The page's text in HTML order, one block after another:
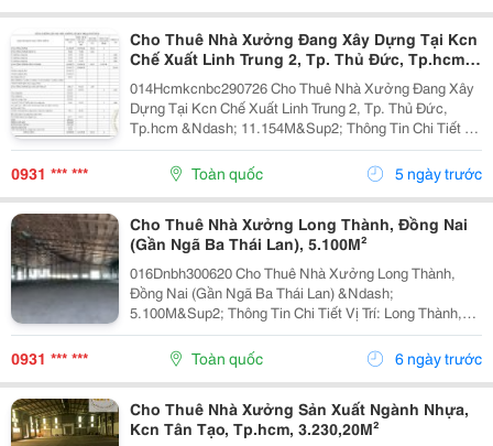
Cho Thuê Nhà Xưởng Đang Xây Dựng Tại Kcn
Chế Xuất Linh Trung 2, Tp. Thủ Đức, Tp.hcm,
11.154M²
014Hcmkcnbc290726 Cho Thuê Nhà Xưởng Đang Xây
Dựng Tại Kcn Chế Xuất Linh Trung 2, Tp. Thủ Đức,
Tp.hcm &Ndash; 11.154M&Sup2; Thông Tin Chi Tiết Vị
Trí: Kcn Chế Xuất Linh Trung 2, Tp. Thủ Đức, Tp.hcm.
Tổng Diện Tích Khuôn Viên: 20.000M&Sup2; Diện...
0931 *** *** Toàn quốc 5 ngày trước
Cho Thuê Nhà Xưởng Long Thành, Đồng Nai
(Gần Ngã Ba Thái Lan), 5.100M²
016Dnbh300620 Cho Thuê Nhà Xưởng Long Thành,
Đồng Nai (Gần Ngã Ba Thái Lan) &Ndash;
5.100M&Sup2; Thông Tin Chi Tiết Vị Trí: Long Thành,
Đồng Nai (Gần Ngã Ba Thái Lan). Tổng Diện Tích Khuôn
Viên: 9.800M&Sup2; Diện Tích Sử Dụng Tổng Diện Tích
0931 *** *** Toàn quốc 6 ngày trước
Cho Thuê Nhà Xưởng Sản Xuất Ngành Nhựa,
Kcn Tân Tạo, Tp.hcm, 3.230,20M²